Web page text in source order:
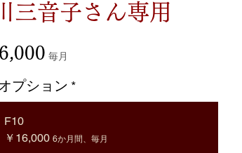
三音子さん専用
価
毎月
プション *
F10
￥16,000 6か月間、毎月